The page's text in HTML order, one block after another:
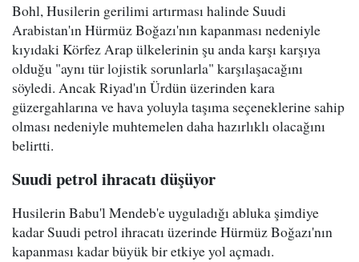
Bohl, Husilerin gerilimi artırması halinde Suudi
Arabistan'ın Hürmüz Boğazı'nın kapanması nedeniyle
kıyıdaki Körfez Arap ülkelerinin şu anda karşı karşıya
olduğu "aynı tür lojistik sorunlarla" karşılaşacağını
söyledi. Ancak Riyad'ın Ürdün üzerinden kara
güzergahlarına ve hava yoluyla taşıma seçeneklerine sahip
olması nedeniyle muhtemelen daha hazırlıklı olacağını
belirtti.
Suudi petrol ihracatı düşüyor
Husilerin Babu'l Mendeb'e uyguladığı abluka şimdiye
kadar Suudi petrol ihracatı üzerinde Hürmüz Boğazı'nın
kapanması kadar büyük bir etkiye yol açmadı.